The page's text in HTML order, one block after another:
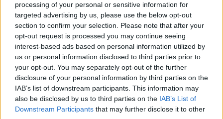
processing of your personal or sensitive information for
targeted advertising by us, please use the below opt-out
section to confirm your selection. Please note that after your
opt-out request is processed you may continue seeing
interest-based ads based on personal information utilized by
us or personal information disclosed to third parties prior to
your opt-out. You may separately opt-out of the further
disclosure of your personal information by third parties on the
IAB’s list of downstream participants. This information may
also be disclosed by us to third parties on the IAB’s List of
Downstream Participants that may further disclose it to other
1955Γιάννης Κούτρας, Έλληνας τραγουδιστής
1956 Πάνος Φειδάκης, Έλληνας ζωγράφος
1963Βίκτορ Όρμπαν, Ούγγρος πολιτικός
1974Κενάν Ντογκουλού, Τούρκος τραγουδιστής
1975Γιασουμής Γιασουμή, Κύπριος